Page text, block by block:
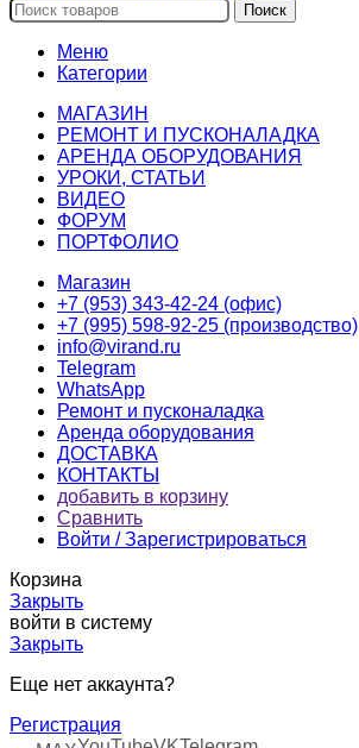
Поиск
Меню
Категории
МАГАЗИН
РЕМОНТ И ПУСКОНАЛАДКА
АРЕНДА ОБОРУДОВАНИЯ
УРОКИ, СТАТЬИ
ВИДЕО
ФОРУМ
ПОРТФОЛИО
Магазин
+7 (953) 343-42-24 (офис)
+7 (995) 598-92-25 (производство)
info@virand.ru
Telegram
WhatsApp
Ремонт и пусконаладка
Аренда оборудования
ДОСТАВКА
КОНТАКТЫ
добавить в корзину
Сравнить
Войти / Зарегистрироваться
Корзина
Закрыть
войти в систему
Закрыть
Еще нет аккаунта?
Регистрация